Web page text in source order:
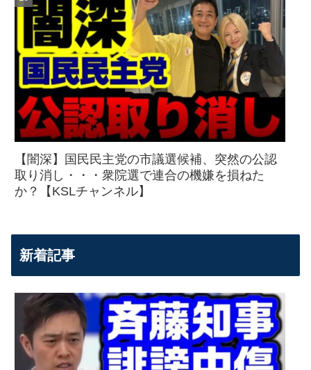
【闇深】国民民主党の市議選候補、突然の公認
取り消し・・・衆院選で連合の機嫌を損ねた
か？【KSLチャンネル】
新着記事